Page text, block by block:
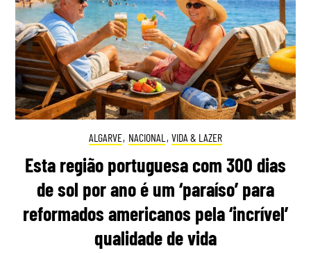
ALGARVE, NACIONAL , VIDA & LAZER
Esta região portuguesa com 300 dias
de sol por ano é um ‘paraíso’ para
reformados americanos pela ‘incrível’
qualidade de vida